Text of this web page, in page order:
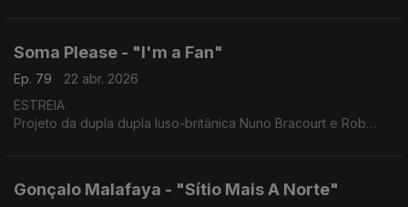
Soma Please - "I'm a Fan"
Ep. 79
22 abr. 2026
ESTREIA
Projeto da dupla dupla luso-britânica Nuno Bracourt e Rob
Gonçalo Malafaya - "Sítio Mais A Norte"